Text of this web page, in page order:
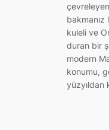
bakmanız
kuleli ve
duran bir
modern
konumu,
yüzyıldan